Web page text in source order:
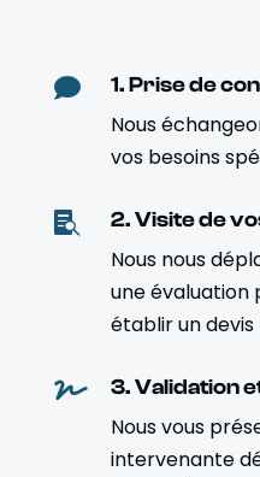
 1. Prise de
Nous
vos besoins
 2. Visite de
Nous nous
une évaluation
établir un devis
 3. Validation
Nous vous
intervenante